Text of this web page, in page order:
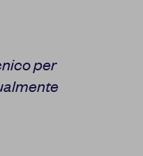
per